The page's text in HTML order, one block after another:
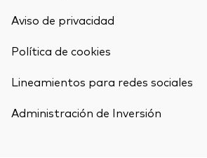
Aviso de privacidad
Política de cookies
Lineamientos para redes sociales
Administración de Inversión